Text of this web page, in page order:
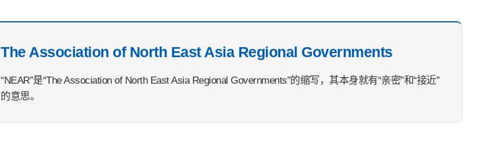
The Association of North East Asia Regional Governments
“NEAR”是“The Association of North East Asia Regional Governments”的缩写，其本身就有“亲密”和“接近”
的意思。